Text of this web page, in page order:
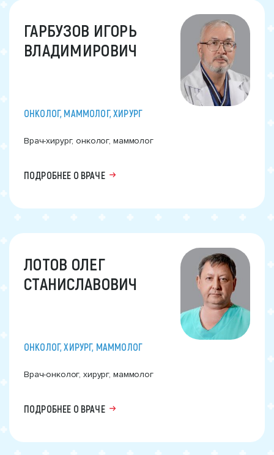
ГАРБУЗОВ ИГОРЬ
ВЛАДИМИРОВИЧ
ОНКОЛОГ, МАММОЛОГ, ХИРУРГ
Врач-хирург, онколог, маммолог
ПОДРОБНЕЕ О ВРАЧЕ
ЛОТОВ ОЛЕГ
СТАНИСЛАВОВИЧ
ОНКОЛОГ, ХИРУРГ, МАММОЛОГ
Врач-онколог, хирург, маммолог
ПОДРОБНЕЕ О ВРАЧЕ